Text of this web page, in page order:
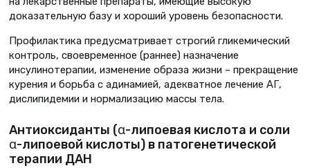
доказательную базу и хороший уровень безопасности.
Профилактика предусматривает строгий гликемический
контроль, своевременное (раннее) назначение
инсулинотерапии, изменение образа жизни – прекращение
курения и борьба с адинамией, адекватное лечение АГ,
дислипидемии и нормализацию массы тела.
Антиоксиданты (α-липоевая кислота и соли
α-липоевой кислоты) в патогенетической
терапии ДАН